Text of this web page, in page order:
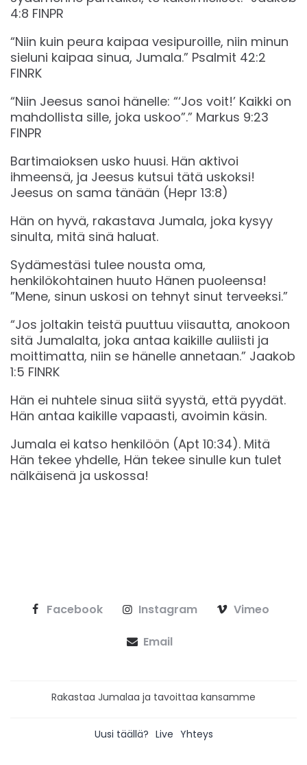
‭4‬:‭8‬ ‭FINPR‬‬
“Niin kuin peura kaipaa vesipuroille, niin minun
sieluni kaipaa sinua, Jumala.” Psalmit‬ ‭42‬:‭2‬
‭FINRK‬‬
“Niin Jeesus sanoi hänelle: “‘Jos voit!’ Kaikki on
mahdollista sille, joka uskoo”.” Markus‬ ‭9‬:‭23‬
‭FINPR‬‬
Bartimaioksen usko huusi. Hän aktivoi
ihmeensä, ja Jeesus kutsui tätä uskoksi!
Jeesus on sama tänään (Hepr 13:8)
Hän on hyvä, rakastava Jumala, joka kysyy
sinulta, mitä sinä haluat.
Sydämestäsi tulee nousta oma,
henkilökohtainen huuto Hänen puoleensa!
”Mene, sinun uskosi on tehnyt sinut terveeksi.”
“Jos joltakin teistä puuttuu viisautta, anokoon
sitä Jumalalta, joka antaa kaikille auliisti ja
moittimatta, niin se hänelle annetaan.” Jaakob‬
‭1‬:‭5‬ ‭FINRK‬‬
Hän ei nuhtele sinua siitä syystä, että pyydät.
Hän antaa kaikille vapaasti, avoimin käsin.
Jumala ei katso henkilöön (Apt 10:34). Mitä
Hän tekee yhdelle, Hän tekee sinulle kun tulet
nälkäisenä ja uskossa!
Facebook Instagram Vimeo
Email
Rakastaa Jumalaa ja tavoittaa kansamme
Uusi täällä? Live Yhteys